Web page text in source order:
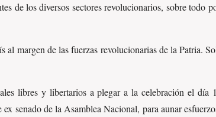
de los diversos sectores revolucionarios, sobre todo
margen de las fuerzas revolucionarias de la Patria.
libres y libertarios a plegar a la celebración el
senado de la Asamblea Nacional, para aunar